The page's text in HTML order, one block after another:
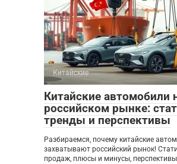
Китайские
Китайские автомобили
российском рынке:
тренды и перспективы
Разбираемся, почему китайские
захватывают российский рынок!
продаж, плюсы и минусы,